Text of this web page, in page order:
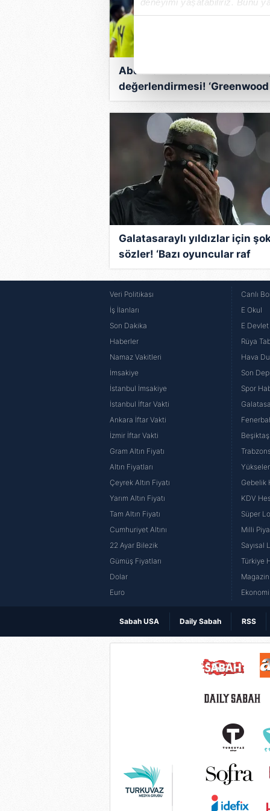
içerikleri sunabilmek adına
Her halükârda, kullanıcılar,
Sizlere daha iyi bir hizmet
çerezler vasıtasıyla çeşitli
amacıyla kullanılmaktadır.
reklam/pazarlama
Çerezlere ilişkin tercihlerinizi
butonuna tıklayabilir,
6698 sayılı Kişisel Verilerin
mevzuata uygun olarak
Abdullah Ercan’dan
değerlendirmesi!
sallar’
Galatasaraylı yıldızlar için
sözler! ‘Bazı oyuncular raf
ömrünü doldurdu’
Veri Politikası
İş İlanları
Son Dakika
Haberler
Namaz Vakitleri
İmsakiye
İstanbul İmsakiye
İstanbul İftar Vakti
Ankara İftar Vakti
İzmir İftar Vakti
Gram Altın Fiyatı
Altın Fiyatları
Çeyrek Altın Fiyatı
Yarım Altın Fiyatı
Tam Altın Fiyatı
Cumhuriyet Altını
22 Ayar Bilezik
Gümüş Fiyatları
Dolar
Euro
Canlı
E Okul
E
Rüya
Hava
Son
Spor
Gebelik
KDV
Süper
Milli
Sayısal
Türkiye
Sabah USA Daily Sabah RSS